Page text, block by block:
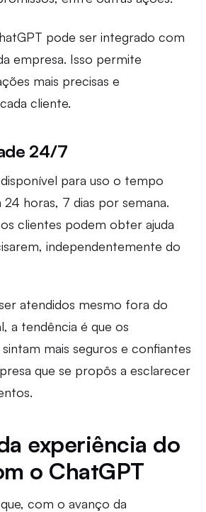
pode ser integrado com
empresa. Isso permite
mais precisas e
cliente.
24/7
para uso o tempo
horas, 7 dias por semana.
clientes podem obter ajuda
independentemente do
atendidos mesmo fora do
a tendência é que os
mais seguros e confiantes
que se propôs a esclarecer
experiência do
o ChatGPT
com o avanço da